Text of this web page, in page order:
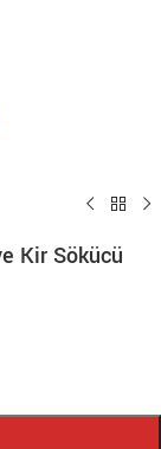
Kir Sökücü